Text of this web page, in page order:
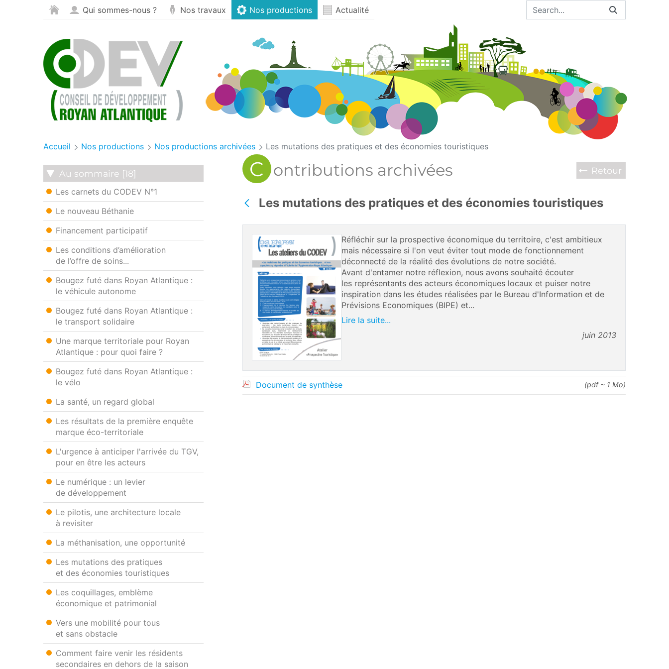
Skip to Content Qui sommes-nous ? Nos travaux Nos productions Actualité
Accueil Nos productions Nos productions archivées Les mutations des pratiques et des économies touristiques
Au sommaire [18]
Les carnets du CODEV N°1
Le nouveau Béthanie
Financement participatif
Les conditions d’amélioration
de l’offre de soins...
Bougez futé dans Royan Atlantique :
le véhicule autonome
Bougez futé dans Royan Atlantique :
le transport solidaire
Une marque territoriale pour Royan
Atlantique : pour quoi faire ?
Bougez futé dans Royan Atlantique :
le vélo
La santé, un regard global
Les résultats de la première enquête
marque éco-territoriale
L'urgence à anticiper l'arrivée du TGV,
pour en être les acteurs
Le numérique : un levier
de développement
Le pilotis, une architecture locale
à revisiter
La méthanisation, une opportunité
Les mutations des pratiques
et des économies touristiques
Les coquillages, emblème
économique et patrimonial
Vers une mobilité pour tous
et sans obstacle
Comment faire venir les résidents
secondaires en dehors de la saison
C ontributions archivées Retour
Les mutations des pratiques et des économies touristiques
Réfléchir sur la prospective économique du territoire, c'est ambitieux
mais nécessaire si l'on veut éviter tout mode de fonctionnement
déconnecté de la réalité des évolutions de notre société.
Avant d'entamer notre réflexion, nous avons souhaité écouter
les représentants des acteurs économiques locaux et puiser notre
inspiration dans les études réalisées par le Bureau d'Information et de
Prévisions Economiques (BIPE) et...
Lire la suite...
juin 2013
Document de synthèse (pdf ~ 1 Mo)
Cookies management panel